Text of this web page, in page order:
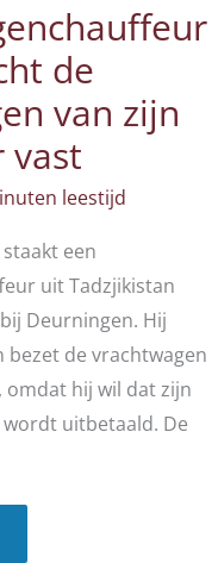
de
van zijn
vast
leestijd
een
uit Tadzjikistan
Deurningen. Hij
de vrachtwagen
omdat hij wil dat zijn
uitbetaald. De